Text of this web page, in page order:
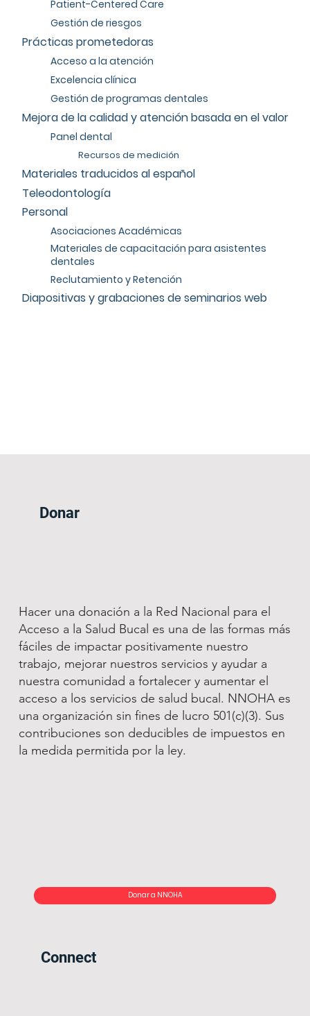
Donar
Hacer una donación a la Red Nacional para el
Acceso a la Salud Bucal es una de las formas más
fáciles de impactar positivamente nuestro
trabajo, mejorar nuestros servicios y ayudar a
nuestra comunidad a fortalecer y aumentar el
acceso a los servicios de salud bucal. NNOHA es
una organización sin fines de lucro 501(c)(3). Sus
contribuciones son deducibles de impuestos en
la medida permitida por la ley.
Donar a NNOHA
Connect
Patient-Centered Care
Gestión de riesgos
Prácticas prometedoras
Acceso a la atención
Excelencia clínica
Gestión de programas dentales
Mejora de la calidad y atención basada en el valor
Panel dental
Recursos de medición
Materiales traducidos al español
Teleodontología
Personal
Asociaciones Académicas
Materiales de capacitación para asistentes
dentales
Reclutamiento y Retención
Diapositivas y grabaciones de seminarios web